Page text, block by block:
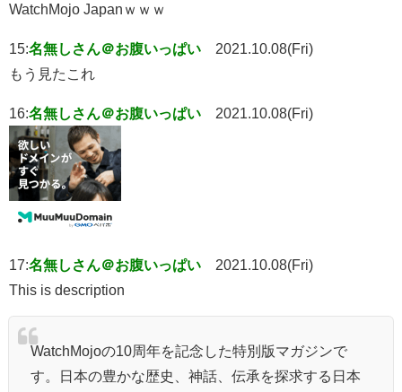
WatchMojo Japanｗｗｗ
15:名無しさん＠お腹いっぱい
2021.10.08(Fri)
もう見たこれ
16:名無しさん＠お腹いっぱい 2021.10.08(Fri)
17:名無しさん＠お腹いっぱい
2021.10.08(Fri)
This is description
WatchMojoの10周年を記念した特別版マガジンで
す。日本の豊かな歴史、神話、伝承を探求する日本